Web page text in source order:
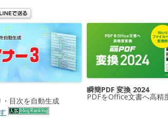
目次を自動生成
瞬簡PDF 変換 2024
PDFをOffice文書へ高精